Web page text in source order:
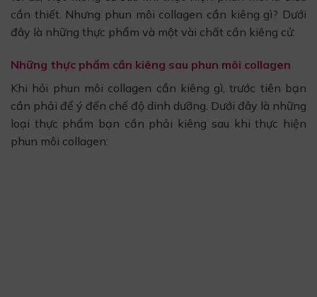
cần thiết. Nhưng phun môi collagen cần kiêng gì? Dưới
đây là những thực phẩm và một vài chất cần kiêng cử:
Những thực phẩm cần kiêng sau phun môi collagen
Khi hỏi phun môi collagen cần kiêng gì, trước tiên bạn
cần phải để ý đến chế độ dinh dưỡng. Dưới đây là những
loại thực phẩm bạn cần phải kiêng sau khi thực hiện
phun môi collagen: